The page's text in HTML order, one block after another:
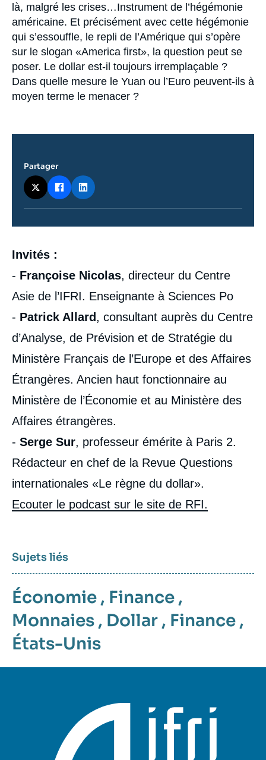
là, malgré les crises…Instrument de l’hégémonie
américaine. Et précisément avec cette hégémonie
qui s’essouffle, le repli de l’Amérique qui s’opère
sur le slogan «America first», la question peut se
poser. Le dollar est-il toujours irremplaçable ?
Dans quelle mesure le Yuan ou l’Euro peuvent-ils à
moyen terme le menacer ?
Contenu
intervention
médiatique
Invités :
- Françoise Nicolas, directeur du Centre
Asie de l’IFRI. Enseignante à Sciences Po
- Patrick Allard, consultant auprès du Centre
d’Analyse, de Prévision et de Stratégie du
Ministère Français de l’Europe et des Affaires
Étrangères. Ancien haut fonctionnaire au
Ministère de l’Économie et au Ministère des
Affaires étrangères.
- Serge Sur, professeur émérite à Paris 2.
Rédacteur en chef de la Revue Questions
internationales «Le règne du dollar».
Ecouter le podcast sur le site de RFI.
Partager
Sujets liés
Économie , Finance ,
Monnaies , Dollar , Finance ,
États-Unis